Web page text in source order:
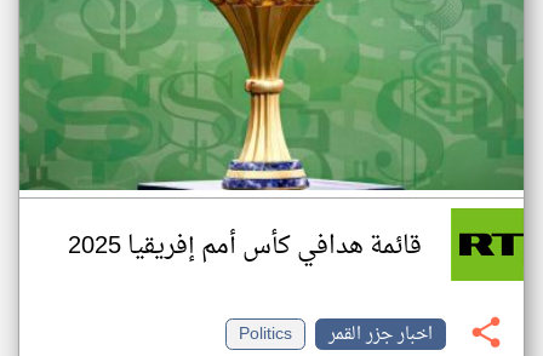
قائمة هدافي كأس أمم إفريقيا 2025
اخبار جزر القمر
Politics